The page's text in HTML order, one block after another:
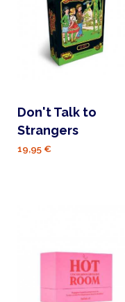
Don't Talk to
Strangers
19,95 €